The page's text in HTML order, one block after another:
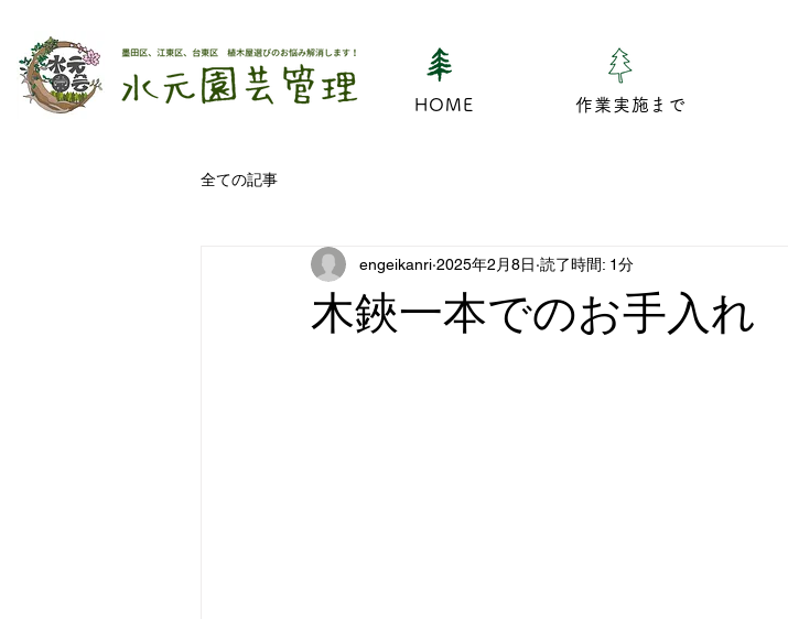
HOME 作業実施まで
全ての記事
木鋏一本でのお手入れ
engeikanri 2025年2月8日 読了時間: 1分